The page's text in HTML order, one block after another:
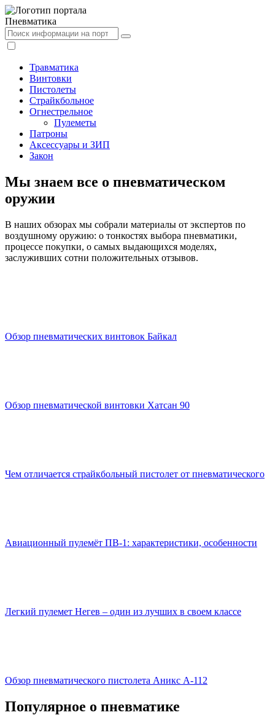
Пневматика
Травматика
Винтовки
Пистолеты
Страйкбольное
Огнестрельное
Пулеметы
Патроны
Аксессуары и ЗИП
Закон
Мы знаем все о пневматическом
оружии
В наших обзорах мы собрали материалы от экспертов по
воздушному оружию: о тонкостях выбора пневматики,
процессе покупки, о самых выдающихся моделях,
заслуживших сотни положительных отзывов.
Обзор пневматических винтовок Байкал
Обзор пневматической винтовки Хатсан 90
Чем отличается страйкбольный пистолет от пневматического
Авиационный пулемёт ПВ-1: характеристики, особенности
Легкий пулемет Негев – один из лучших в своем классе
Обзор пневматического пистолета Аникс А-112
Популярное о пневматике